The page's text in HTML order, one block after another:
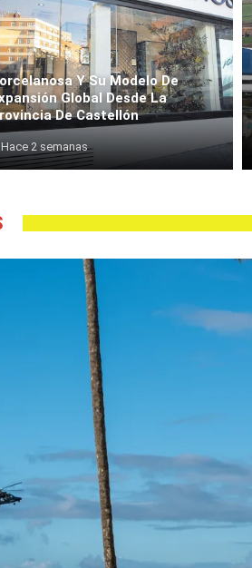
Y Su Modelo De
Global Desde La
De Castellón
Hace 2 semanas